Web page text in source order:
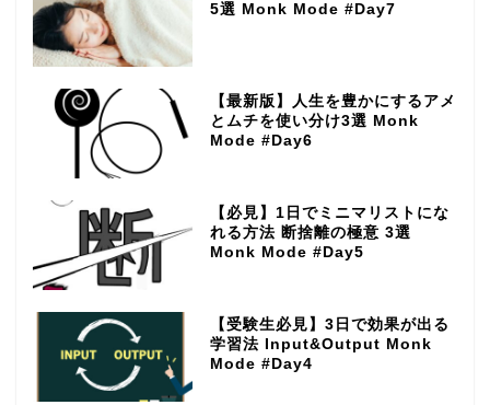
5選 Monk Mode #Day7
【最新版】人生を豊かにするアメ
とムチを使い分け3選 Monk
Mode #Day6
【必見】1日でミニマリストにな
れる方法 断捨離の極意 3選
Monk Mode #Day5
【受験生必見】3日で効果が出る
学習法 Input&Output Monk
Mode #Day4